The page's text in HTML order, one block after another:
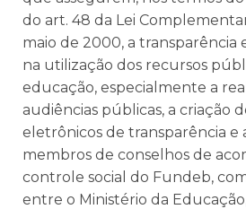
do art. 48 da Lei Complementar
maio de 2000, a transparência
na utilização dos recursos
educação, especialmente a
audiências públicas, a criação
eletrônicos de transparência e
membros de conselhos de
controle social do Fundeb,
entre o Ministério da